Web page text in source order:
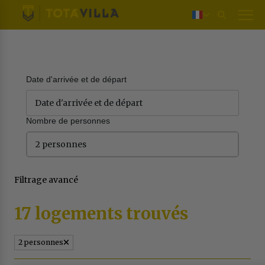
Login
Date d'arrivée et de départ
Nombre de personnes
2 personnes
Filtrage avancé
17 logements trouvés
2 personnes